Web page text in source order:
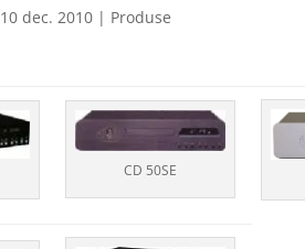
10 dec. 2010| Produse
CD 50SE